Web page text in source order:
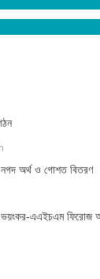
নগদ অর্থ ও গোশত বিতরণ
ভয়ংকর-এএইচএম ফিরোজ